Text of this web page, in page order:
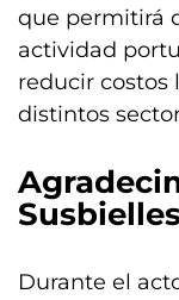
que permitirá
actividad
reducir costos
distintos
Durante el